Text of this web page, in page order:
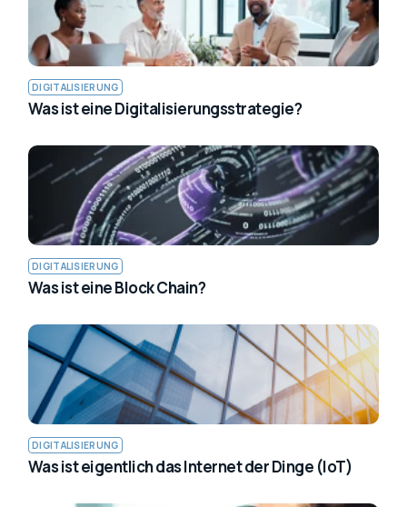
DIGITALISIERUNG
Was ist eine Digitalisierungsstrategie?
DIGITALISIERUNG
Was ist eine Block Chain?
DIGITALISIERUNG
Was ist eigentlich das Internet der Dinge (IoT)